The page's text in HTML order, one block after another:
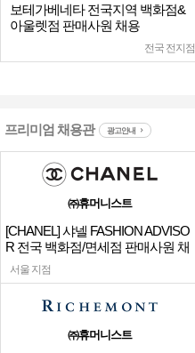
보테가베네타 전국지역 백화점&
아울렛점 판매사원 채용
전국 전지점
프리미엄 채용관 광고안내
㈜휴머니스트
[CHANEL] 샤넬 FASHION ADVISO
R 전국 백화점/면세점 판매사원 채
용
서울 지점
㈜휴머니스트